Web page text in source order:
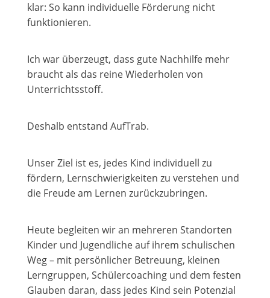
klar: So kann individuelle Förderung nicht
funktionieren.
Ich war überzeugt, dass gute Nachhilfe mehr
braucht als das reine Wiederholen von
Unterrichtsstoff.
Deshalb entstand AufTrab.
Unser Ziel ist es, jedes Kind individuell zu
fördern, Lernschwierigkeiten zu verstehen und
die Freude am Lernen zurückzubringen.
Heute begleiten wir an mehreren Standorten
Kinder und Jugendliche auf ihrem schulischen
Weg – mit persönlicher Betreuung, kleinen
Lerngruppen, Schülercoaching und dem festen
Glauben daran, dass jedes Kind sein Potenzial